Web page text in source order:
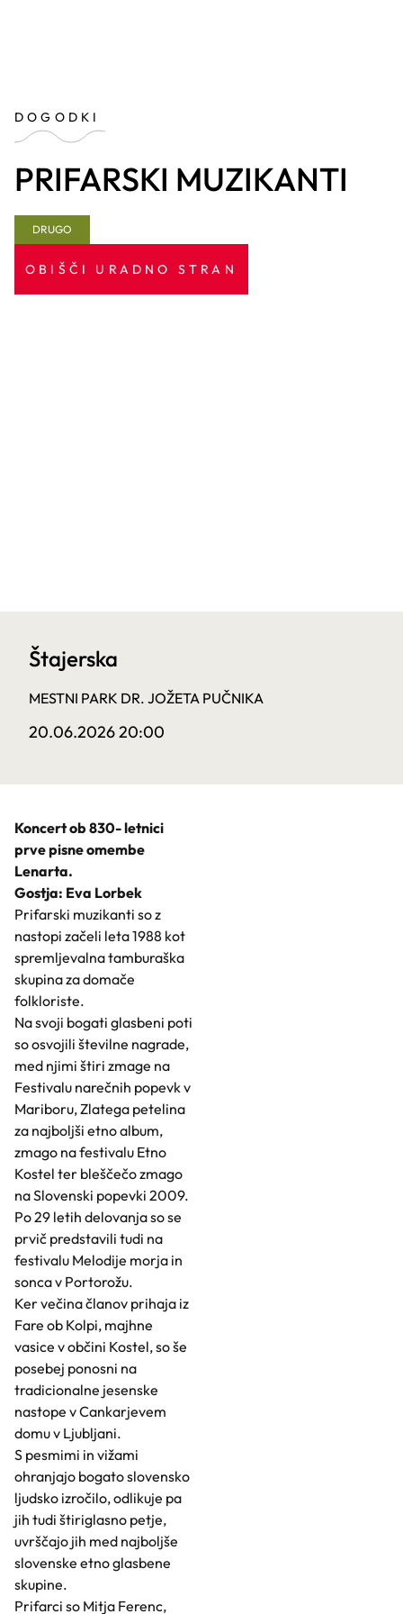
DOGODKI
PRIFARSKI MUZIKANTI
DRUGO
OBIŠČI URADNO STRAN
Štajerska
MESTNI PARK DR. JOŽETA PUČNIKA
20.06.2026 20:00
Koncert ob 830- letnici
prve pisne omembe
Lenarta.
Gostja: Eva Lorbek
Prifarski muzikanti so z
nastopi začeli leta 1988 kot
spremljevalna tamburaška
skupina za domače
folkloriste.
Na svoji bogati glasbeni poti
so osvojili številne nagrade,
med njimi štiri zmage na
Festivalu narečnih popevk v
Mariboru, Zlatega petelina
za najboljši etno album,
zmago na festivalu Etno
Kostel ter bleščečo zmago
na Slovenski popevki 2009.
Po 29 letih delovanja so se
prvič predstavili tudi na
festivalu Melodije morja in
sonca v Portorožu.
Ker večina članov prihaja iz
Fare ob Kolpi, majhne
vasice v občini Kostel, so še
posebej ponosni na
tradicionalne jesenske
nastope v Cankarjevem
domu v Ljubljani.
S pesmimi in vižami
ohranjajo bogato slovensko
ljudsko izročilo, odlikuje pa
jih tudi štiriglasno petje,
uvrščajo jih med najboljše
slovenske etno glasbene
skupine.
Prifarci so Mitja Ferenc,